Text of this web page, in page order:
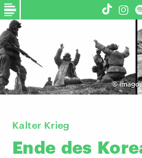
©imago
Kalter Krieg
Ende des